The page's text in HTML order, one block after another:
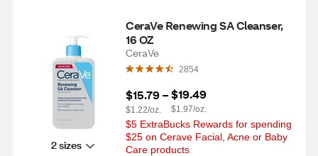
2 sizes
CeraVe Renewing SA Cleanser,
16 OZ
CeraVe
2854
$15.79 –
$1.22/oz.
$19.49
$1.97/oz.
$5 ExtraBucks Rewards for spending
$25 on Cerave Facial, Acne or Baby
Care products